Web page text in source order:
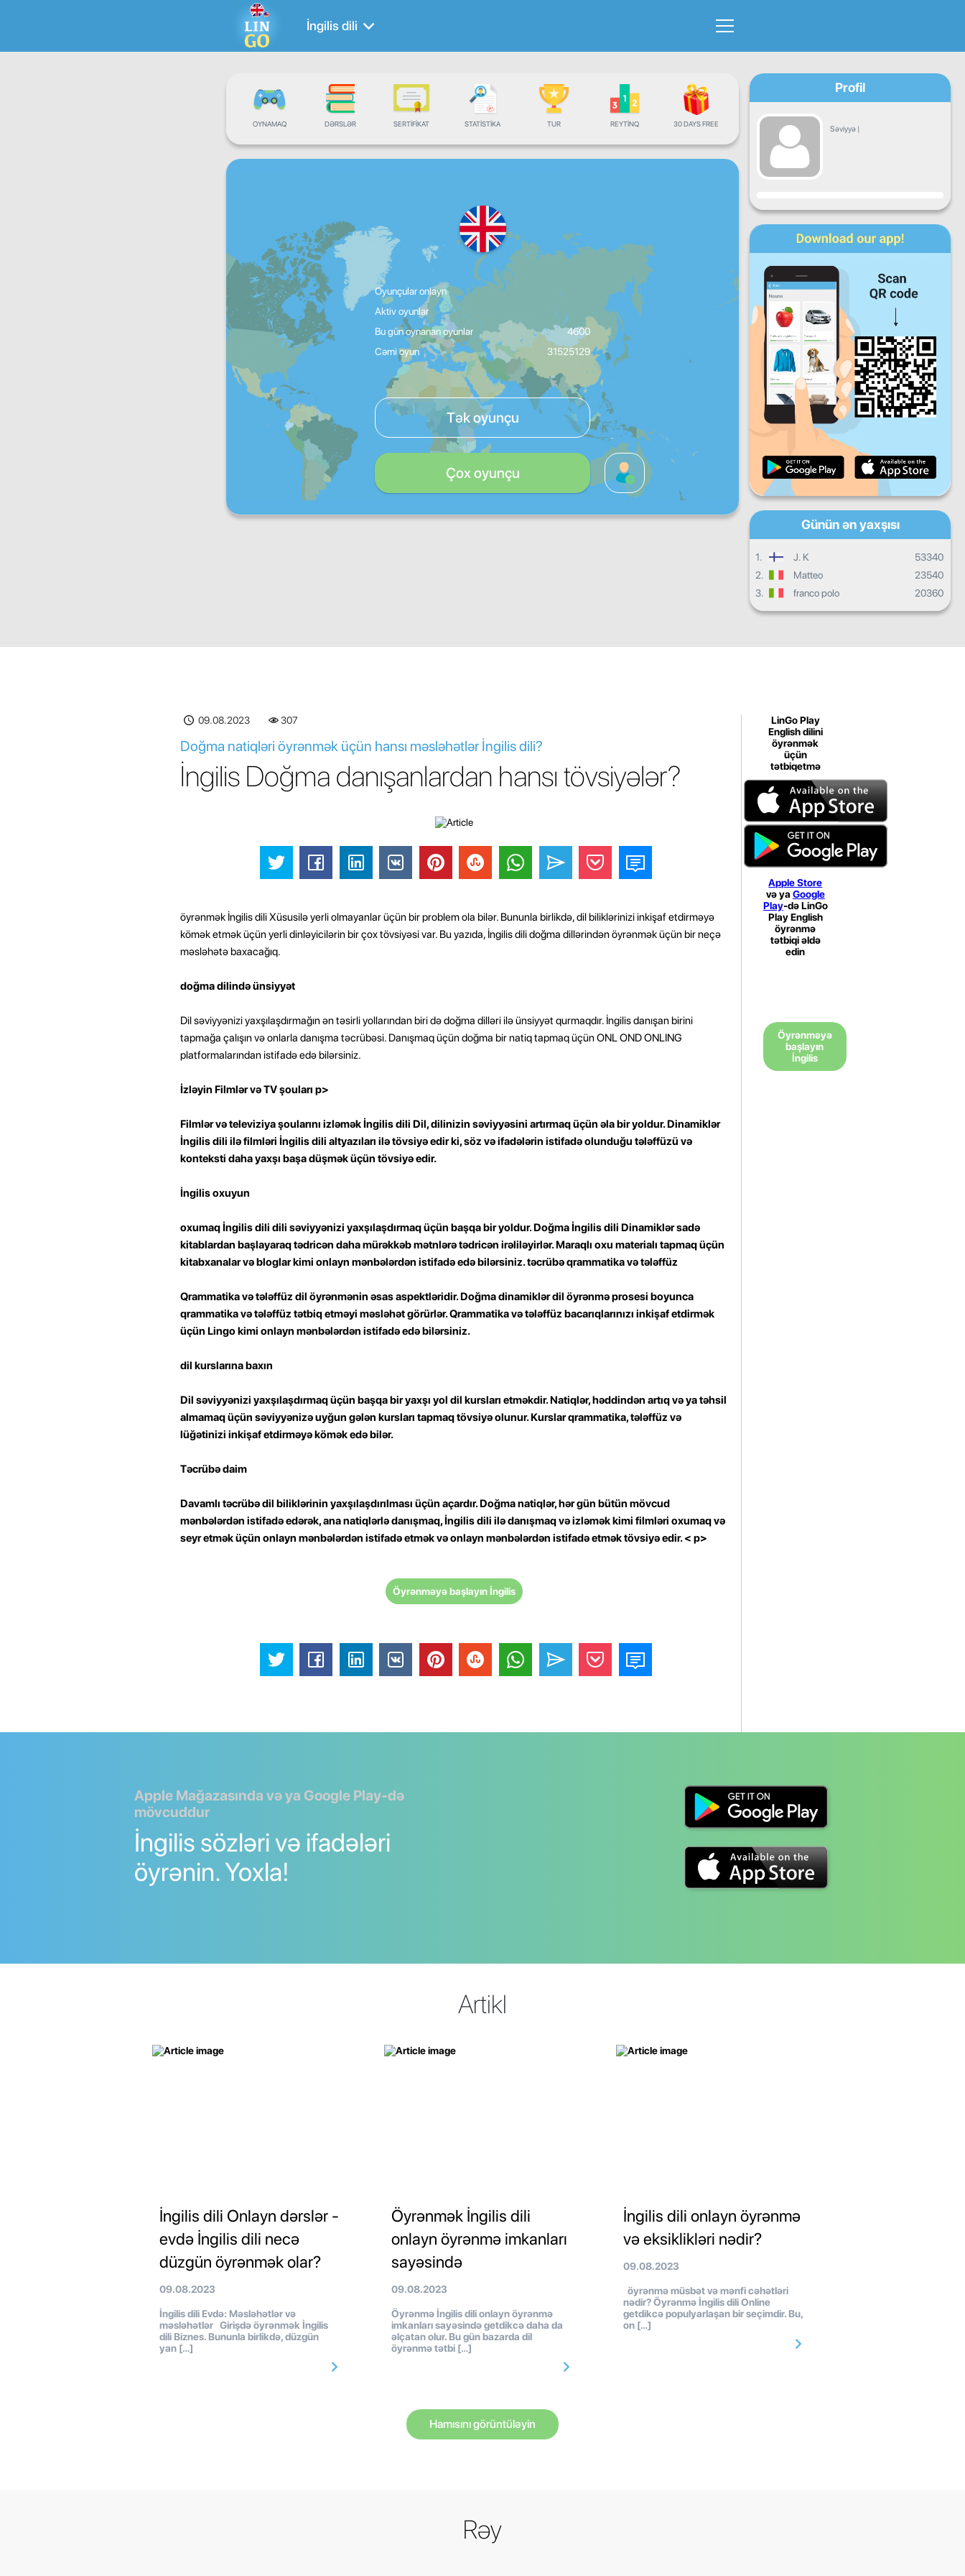
İngilis dili
OYNAMAQ DƏRSLƏR SERTIFIKAT STATISTIKA TUR REYTINQ 30 DAYS FREE
Oyunçular onlayn
Aktiv oyunlar
Bu gün oynanan oyunlar
4600
Cəmi oyun
31525129
Tək oyunçu
Çox oyunçu
Profil
Səviyyə |
Proqress
Bazar
Ertəsi axşamı
Çərşənbə Cümə
Şənbə Bazar
Gündəlik inkişaf
Aylıq tərəqqi
Ümumilikdə irəliləyiş
Günün ən yaxşısı
1. J. K
53340
2.
Matteo
23540
3.
franco polo 20360
09.08.2023 307
Doğma natiqləri öyrənmək üçün hansı məsləhətlər İngilis dili?
İngilis Doğma danışanlardan hansı tövsiyələr?
öyrənmək İngilis dili Xüsusilə yerli olmayanlar üçün bir problem ola bilər. Bununla birlikdə, dil biliklərinizi inkişaf etdirməyə
kömək etmək üçün yerli dinləyicilərin bir çox tövsiyəsi var. Bu yazıda, İngilis dili doğma dillərindən öyrənmək üçün bir neçə
məsləhətə baxacağıq.
doğma dilində ünsiyyət
Dil səviyyənizi yaxşılaşdırmağın ən təsirli yollarından biri də doğma dilləri ilə ünsiyyət qurmaqdır. İngilis danışan birini
tapmağa çalışın və onlarla danışma təcrübəsi. Danışmaq üçün doğma bir natiq tapmaq üçün ONL OND ONLING
platformalarından istifadə edə bilərsiniz.
İzləyin Filmlər və TV şouları p>
Filmlər və televiziya şoularını izləmək İngilis dili Dil, dilinizin səviyyəsini artırmaq üçün əla bir yoldur. Dinamiklər
İngilis dili ilə filmləri İngilis dili altyazıları ilə tövsiyə edir ki, söz və ifadələrin istifadə olunduğu tələffüzü və
konteksti daha yaxşı başa düşmək üçün tövsiyə edir.
İngilis oxuyun
oxumaq İngilis dili dili səviyyənizi yaxşılaşdırmaq üçün başqa bir yoldur. Doğma İngilis dili Dinamiklər sadə
kitablardan başlayaraq tədricən daha mürəkkəb mətnlərə tədricən irəliləyirlər. Maraqlı oxu materialı tapmaq üçün
kitabxanalar və bloglar kimi onlayn mənbələrdən istifadə edə bilərsiniz.təcrübə qrammatika və tələffüz
Qrammatika və tələffüz dil öyrənmənin əsas aspektləridir. Doğma dinamiklər dil öyrənmə prosesi boyunca
qrammatika və tələffüz tətbiq etməyi məsləhət görürlər. Qrammatika və tələffüz bacarıqlarınızı inkişaf etdirmək
üçün Lingo kimi onlayn mənbələrdən istifadə edə bilərsiniz.
dil kurslarına baxın
Dil səviyyənizi yaxşılaşdırmaq üçün başqa bir yaxşı yol dil kursları etməkdir. Natiqlər, həddindən artıq və ya təhsil
almamaq üçün səviyyənizə uyğun gələn kursları tapmaq tövsiyə olunur. Kurslar qrammatika, tələffüz və
lüğətinizi inkişaf etdirməyə kömək edə bilər.
Təcrübə daim
Davamlı təcrübə dil biliklərinin yaxşılaşdırılması üçün açardır. Doğma natiqlər, hər gün bütün mövcud
mənbələrdən istifadə edərək, ana natiqlərlə danışmaq, İngilis dili ilə danışmaq və izləmək kimi filmləri oxumaq və
seyr etmək üçün onlayn mənbələrdən istifadə etmək və onlayn mənbələrdən istifadə etmək tövsiyə edir.< p>
Öyrənməyə başlayın İngilis
LinGo Play
English dilini
öyrənmək
üçün
tətbiqetmə
Apple Store
və ya Google
Play-də LinGo
Play English
öyrənmə
tətbiqi əldə
edin
Öyrənməyə
başlayın
İngilis
Apple Mağazasında və ya Google Play-də
mövcuddur
İngilis sözləri və ifadələri
öyrənin. Yoxla!
Artikl
İngilis dili Onlayn dərslər -
evdə İngilis dili necə
düzgün öyrənmək olar?
09.08.2023
İngilis dili Evdə: Məsləhətlər və
məsləhətlər Girişdə öyrənmək İngilis
dili Biznes. Bununla birlikdə, düzgün
yan […]
Öyrənmək İngilis dili
onlayn öyrənmə imkanları
sayəsində
09.08.2023
Öyrənmə İngilis dili onlayn öyrənmə
imkanları sayəsində getdikcə daha da
əlçatan olur. Bu gün bazarda dil
öyrənmə tətbi […]
İngilis dili onlayn öyrənmə
və eksiklikləri nədir?
09.08.2023
öyrənmə müsbət və mənfi cəhətləri
nədir? Öyrənmə İngilis dili Online
getdikcə populyarlaşan bir seçimdir. Bu,
on […]
Hamısını görüntüləyin
Rəy